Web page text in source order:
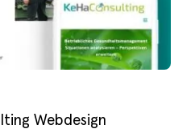
Webdesign